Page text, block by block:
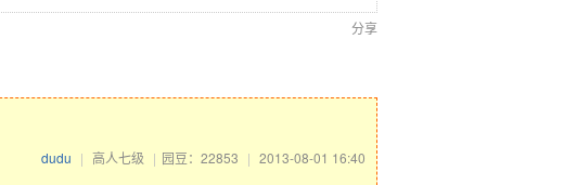
分享
dudu | 高人七级 | 园豆：22853 | 2013-08-01 16:40